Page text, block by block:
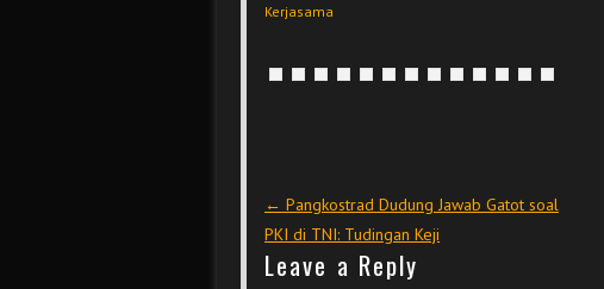
Kerjasama
Post navigation
← Pangkostrad Dudung Jawab Gatot soal
PKI di TNI: Tudingan Keji
Leave a Reply